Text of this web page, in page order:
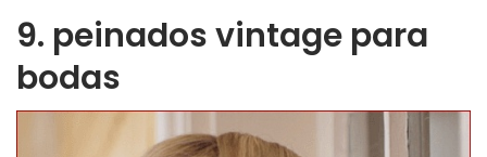
9. peinados vintage para
bodas